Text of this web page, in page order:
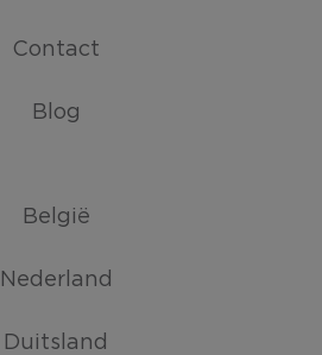
Contact
Blog
België
Nederland
Duitsland